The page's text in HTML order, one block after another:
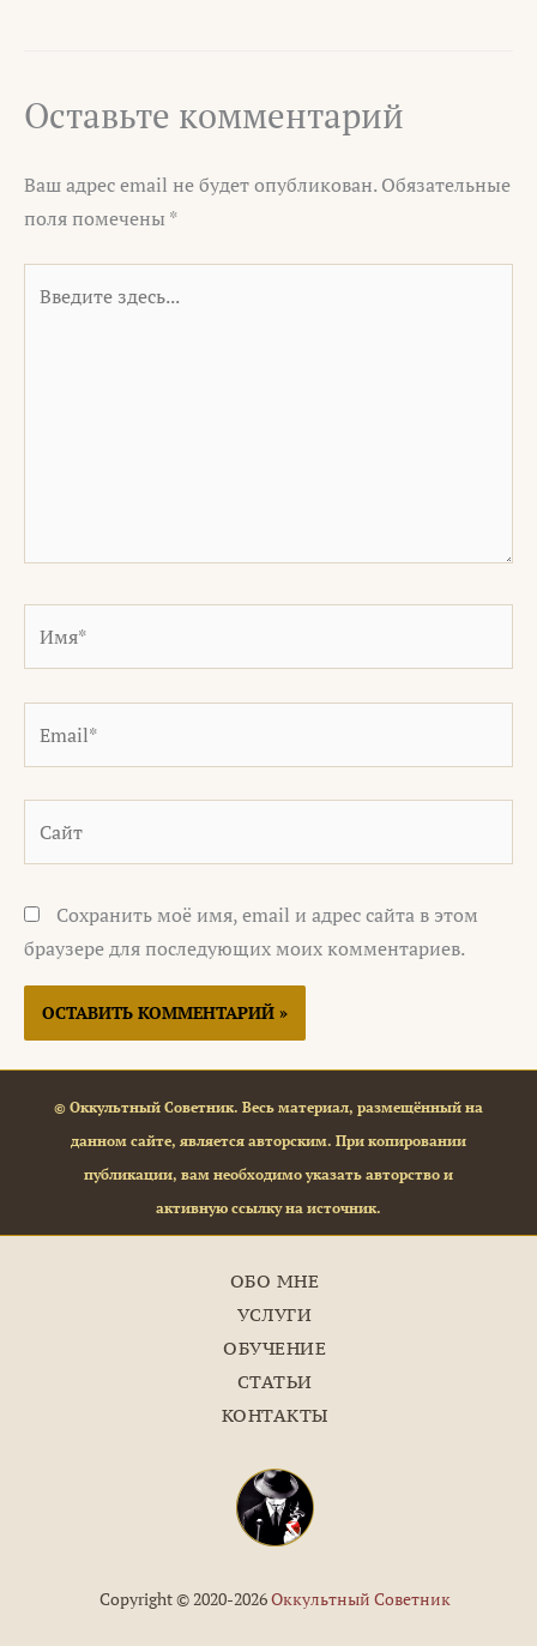
Оставьте комментарий
Ваш адрес email не будет опубликован. Обязательные
поля помечены *
здесь...
Сохранить моё имя, email и адрес сайта в этом
браузере для последующих моих комментариев.
© Оккультный Советник. Весь материал, размещённый на
данном сайте, является авторским. При копировании
публикации, вам необходимо указать авторство и
активную ссылку на источник.
ОБО МНЕ
УСЛУГИ
ОБУЧЕНИЕ
СТАТЬИ
КОНТАКТЫ
Copyright © 2020-2026Оккультный Советник